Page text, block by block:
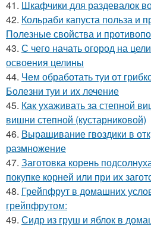
41. Шкафчики для раздевалок
42. Кольраби капуста польза и
Полезные свойства и
43. С чего начать огород на
освоения целины
44. Чем обработать туи от
Болезни туи и их лечение
45. Как ухаживать за степной
вишни степной (кустарниковой)
46. Выращивание гвоздики в
размножение
47. Заготовка корень
покупке корней или при их
48. Грейпфрут в домашних
грейпфрутом:
49. Сидр из груш и яблок в